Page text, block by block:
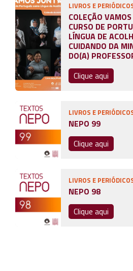
LIVROS E
COLEÇÃO
CURSO DE
LÍNGUA DE
CUIDANDO DA
DO(A)
Clique aqui
LIVROS E
NEPO 99
Clique aqui
LIVROS E
NEPO 98
Clique aqui